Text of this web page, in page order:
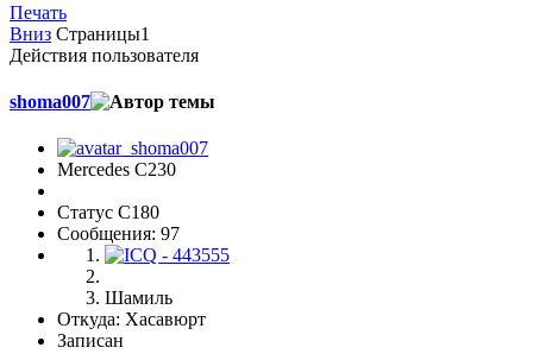
Печать
Вниз Страницы1
Действия пользователя
shoma007
Mercedes C230
Статус C180
Сообщения: 97
Шамиль
Откуда: Хасавюрт
Записан